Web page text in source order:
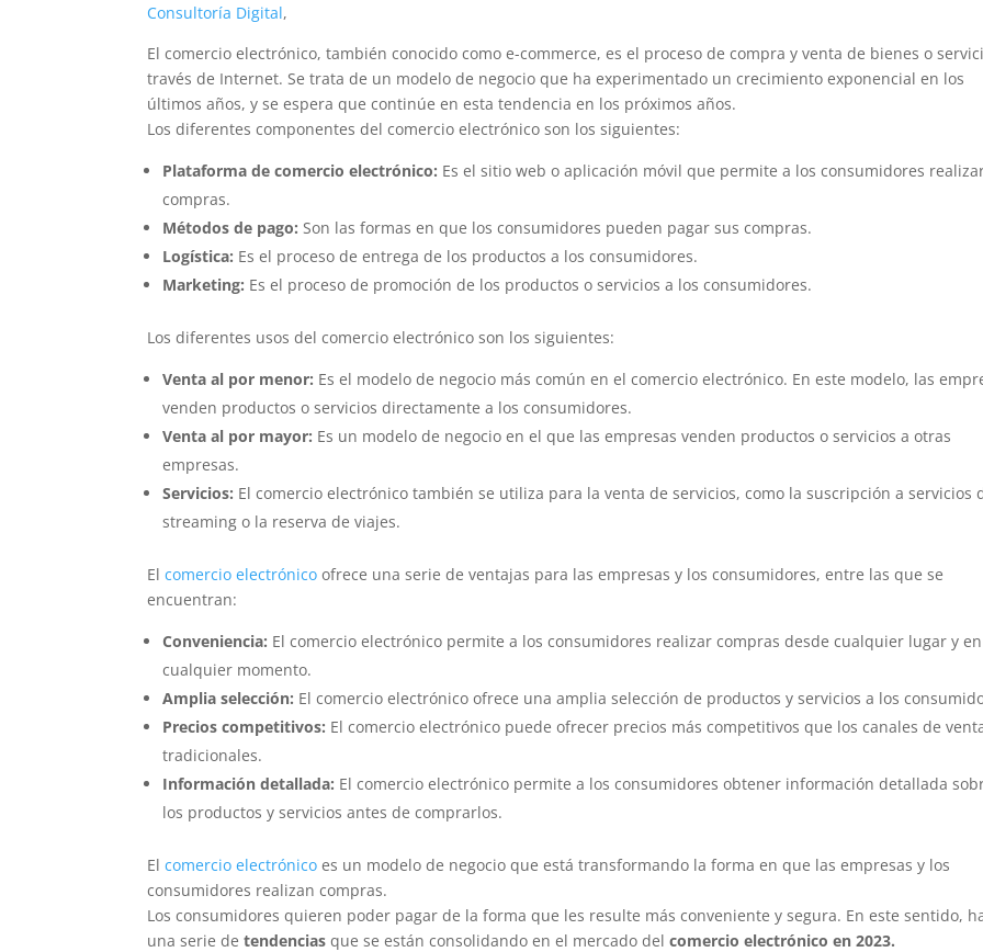
Consultoría Digital,
El comercio electrónico, también conocido como e-commerce, es el proceso de compra y venta de bienes o
través de Internet. Se trata de un modelo de negocio que ha experimentado un crecimiento exponencial en los
últimos años, y se espera que continúe en esta tendencia en los próximos años.
Los diferentes componentes del comercio electrónico son los siguientes:
Plataforma de comercio electrónico: Es el sitio web o aplicación móvil que permite a los consumidores
compras.
Métodos de pago: Son las formas en que los consumidores pueden pagar sus compras.
Logística: Es el proceso de entrega de los productos a los consumidores.
Marketing: Es el proceso de promoción de los productos o servicios a los consumidores.
Los diferentes usos del comercio electrónico son los siguientes:
Venta al por menor: Es el modelo de negocio más común en el comercio electrónico. En este modelo, las
venden productos o servicios directamente a los consumidores.
Venta al por mayor: Es un modelo de negocio en el que las empresas venden productos o servicios a otras
empresas.
Servicios: El comercio electrónico también se utiliza para la venta de servicios, como la suscripción a servicios
streaming o la reserva de viajes.
Elcomercio electrónico ofrece una serie de ventajas para las empresas y los consumidores, entre las que se
encuentran:
Conveniencia: El comercio electrónico permite a los consumidores realizar compras desde cualquier lugar y en
cualquier momento.
Amplia selección: El comercio electrónico ofrece una amplia selección de productos y servicios a los
Precios competitivos: El comercio electrónico puede ofrecer precios más competitivos que los canales de
tradicionales.
Información detallada: El comercio electrónico permite a los consumidores obtener información detallada
los productos y servicios antes de comprarlos.
Elcomercio electrónico es un modelo de negocio que está transformando la forma en que las empresas y los
consumidores realizan compras.
Los consumidores quieren poder pagar de la forma que les resulte más conveniente y segura. En este sentido,
una serie detendencias que se están consolidando en el mercado delcomercio electrónico en 2023.